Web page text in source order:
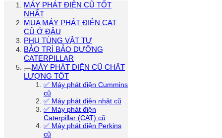
MÁY PHÁT ĐIỆN CŨ TỐT
NHẤT
MUA MÁY PHÁT ĐIỆN CAT
CŨ Ở ĐÂU
PHỤ TÙNG VẬT TƯ
BẢO TRÌ BẢO DƯỠNG
CATERPILLAR
MÁY PHÁT ĐIỆN CŨ CHẤT
LƯỢNG TỐT
✅ Máy phát điện Cummins
cũ
✅ Máy phát điện nhật cũ
✅ Máy phát điện
Caterpillar (CAT) cũ
✅ Máy phát điện Perkins
cũ